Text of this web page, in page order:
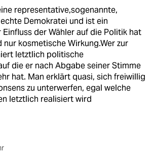
representative,sogenannte,
Demokratei und ist ein
der Wähler auf die Politik hat
kosmetische Wirkung.Wer zur
letztlich politische
die er nach Abgabe seiner Stimme
hat. Man erklärt quasi, sich freiwillig
zu unterwerfen, egal welche
letztlich realisiert wird